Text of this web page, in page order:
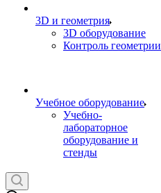
3D и геометрия
3D оборудование
Контроль геометрии
Учебное оборудование
Учебно-
лабораторное
оборудование и
стенды